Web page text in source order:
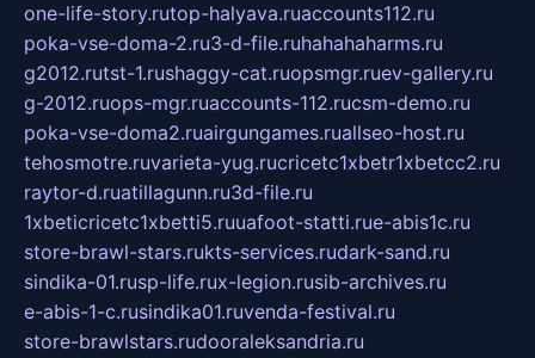
one-life-story.rutop-halyava.ruaccounts112.ru
poka-vse-doma-2.ru3-d-file.ruhahahaharms.ru
g2012.rutst-1.rushaggy-cat.ruopsmgr.ruev-gallery.ru
g-2012.ruops-mgr.ruaccounts-112.rucsm-demo.ru
poka-vse-doma2.ruairgungames.ruallseo-host.ru
tehosmotre.ruvarieta-yug.rucricetc1xbetr1xbetcc2.ru
raytor-d.ruatillagunn.ru3d-file.ru
1xbeticricetc1xbetti5.ruuafoot-statti.rue-abis1c.ru
store-brawl-stars.rukts-services.rudark-sand.ru
sindika-01.rusp-life.rux-legion.rusib-archives.ru
e-abis-1-c.rusindika01.ruvenda-festival.ru
store-brawlstars.rudooraleksandria.ru